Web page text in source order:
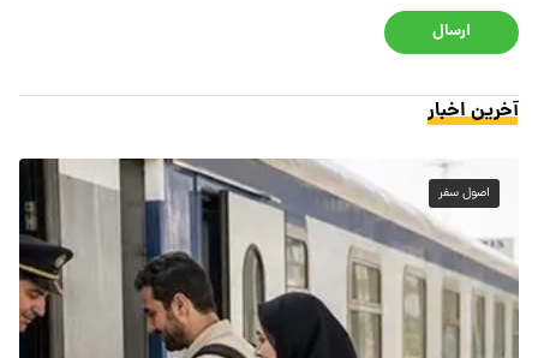
ارسال
آخرین اخبار
اصول سفر